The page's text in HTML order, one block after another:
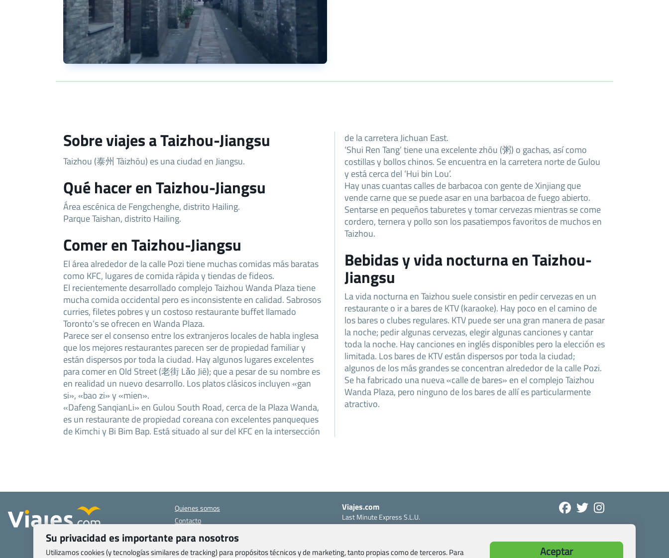
Sobre viajes a Taizhou-Jiangsu
Taizhou (泰州 Tàizhōu) es una ciudad en Jiangsu.
Qué hacer en Taizhou-Jiangsu
Área escénica de Fengchenghe, distrito Hailing.
Parque Taishan, distrito Hailing.
Comer en Taizhou-Jiangsu
El área alrededor de la calle Pozi tiene muchas comidas más baratas
como KFC, lugares de comida rápida y tiendas de fideos.
El recientemente desarrollado complejo Taizhou Wanda Plaza tiene
mucha comida occidental pero es inconsistente en calidad. Sabrosos
curries, filetes pobres y un costoso restaurante buffet llamado
Toronto’s se ofrecen en Wanda Plaza.
Parece ser el consenso entre los extranjeros locales de habla inglesa
que los mejores restaurantes parecen ser de propiedad familiar y
están dispersos por toda la ciudad. Hay algunos lugares excelentes
para comer en Old Street (老街 Lǎo Jiē); que a pesar de su nombre es
en realidad un nuevo desarrollo. Los platos clásicos incluyen «gan
si», «bao zi» y «mien».
«Dafeng SanqianLi» en Gulou South Road, cerca de la Plaza Wanda,
es un restaurante de propiedad coreana con excelentes panqueques
de Kimchi y Bi Bim Bap. Está situado al sur del KFC en la intersección
de la carretera Jichuan East.
‘Shui Ren Tang’ tiene una excelente zhōu (粥) o gachas, así como
costillas y bollos chinos. Se encuentra en la carretera norte de Gulou
y está cerca del ‘Hui bin Lou’.
Hay unas cuantas calles de barbacoa con gente de Xinjiang que
vende carne que se puede asar en una barbacoa de fuego abierto.
Sentarse en pequeños taburetes y tomar cervezas mientras se come
cordero, ternera y pollo son los pasatiempos favoritos de muchos en
Taizhou.
Bebidas y vida nocturna en Taizhou-
Jiangsu
La vida nocturna en Taizhou suele consistir en pedir cervezas en un
restaurante o ir a bares de KTV (karaoke). Hay poco en el camino de
los bares o clubes regulares. KTV puede ser una gran manera de pasar
la noche; pedir algunas cervezas, elegir algunas canciones y cantar
toda la noche. Hay canciones en inglés disponibles pero la elección es
limitada. Los bares de KTV están dispersos por toda la ciudad;
algunos de los más grandes se concentran alrededor de la calle Pozi.
Se ha fabricado una nueva «calle de bares» en el complejo Taizhou
Wanda Plaza, pero ninguno de los bares de allí es particularmente
atractivo.
Quienes somos
Contacto
Pasaporte, Visado, Salud y otras disposiciones
específicas
Blog de Viajes.com
Viajes.com
Last Minute Express S.L.U.
c/ Drago, CC HLS, Local 13
Su privacidad es importante para nosotros
Utilizamos cookies (y tecnologías similares de tracking) para propósitos técnicos y de marketing, tanto propias como de terceros. Para
Aceptar